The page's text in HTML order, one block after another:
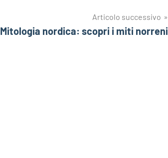
Articolo successivo
Mitologia nordica: scopri i miti norreni